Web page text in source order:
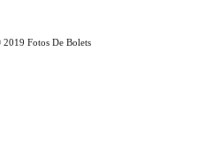
2019 Fotos De Bolets